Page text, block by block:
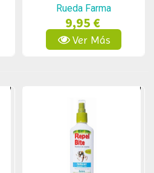
Rueda Farma
9,95 €
Ver Más